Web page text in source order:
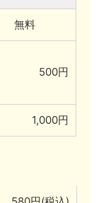
無料
500円
1,000円